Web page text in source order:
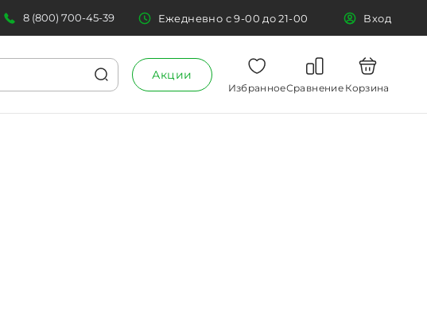
8 (800) 700-45-39 Ежедневно с 9-00 до 21-00 Вход
Акции
ИзбранноеСравнение Корзина